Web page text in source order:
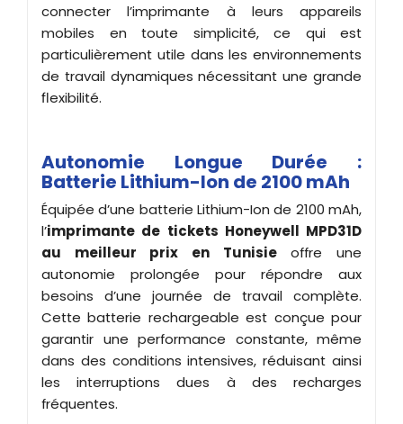
connecter l’imprimante à leurs appareils
mobiles en toute simplicité, ce qui est
particulièrement utile dans les environnements
de travail dynamiques nécessitant une grande
flexibilité.
Autonomie Longue Durée :
Batterie Lithium-Ion de 2100 mAh
Équipée d’une batterie Lithium-Ion de 2100 mAh,
l’imprimante de tickets Honeywell MPD31D
au meilleur prix en Tunisieoffre une
autonomie prolongée pour répondre aux
besoins d’une journée de travail complète.
Cette batterie rechargeable est conçue pour
garantir une performance constante, même
dans des conditions intensives, réduisant ainsi
les interruptions dues à des recharges
fréquentes.